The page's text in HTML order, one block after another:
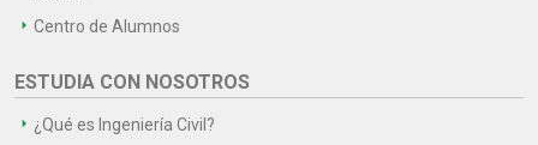
Centro de Alumnos
ESTUDIA CON NOSOTROS
¿Qué es Ingeniería Civil?